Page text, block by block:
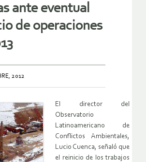
ante eventual
de operaciones
2012
El director del
Observatorio
Latinoamericano de
Conflictos Ambientales,
Lucio Cuenca, señaló que
el reinicio de los trabajos